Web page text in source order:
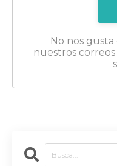
No nos gusta
nuestros correos